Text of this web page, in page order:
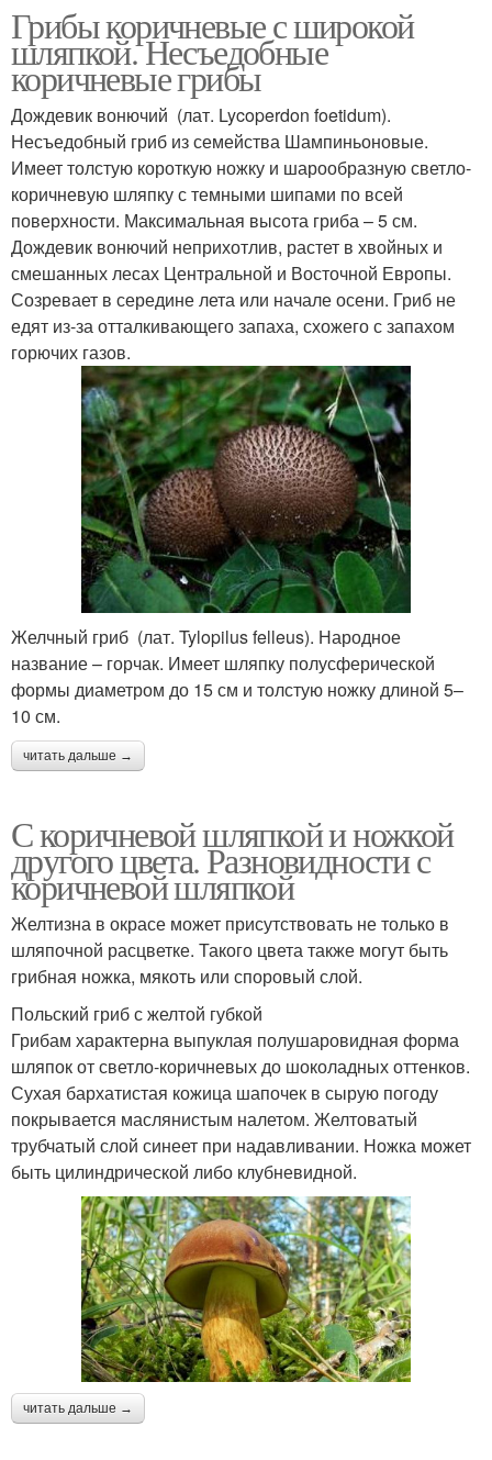
Грибы коричневые с широкой
шляпкой. Несъедобные
коричневые грибы
Дождевик вонючий (лат. Lycoperdon foetidum).
Несъедобный гриб из семейства Шампиньоновые.
Имеет толстую короткую ножку и шарообразную светло-
коричневую шляпку с темными шипами по всей
поверхности. Максимальная высота гриба – 5 см.
Дождевик вонючий неприхотлив, растет в хвойных и
смешанных лесах Центральной и Восточной Европы.
Созревает в середине лета или начале осени. Гриб не
едят из-за отталкивающего запаха, схожего с запахом
горючих газов.
Желчный гриб (лат. Tylopilus felleus). Народное
название – горчак. Имеет шляпку полусферической
формы диаметром до 15 см и толстую ножку длиной 5–
10 см.
читать дальше →
С коричневой шляпкой и ножкой
другого цвета. Разновидности с
коричневой шляпкой
Желтизна в окрасе может присутствовать не только в
шляпочной расцветке. Такого цвета также могут быть
грибная ножка, мякоть или споровый слой.
Польский гриб с желтой губкой
Грибам характерна выпуклая полушаровидная форма
шляпок от светло-коричневых до шоколадных оттенков.
Сухая бархатистая кожица шапочек в сырую погоду
покрывается маслянистым налетом. Желтоватый
трубчатый слой синеет при надавливании. Ножка может
быть цилиндрической либо клубневидной.
читать дальше →